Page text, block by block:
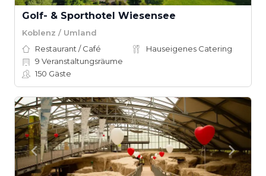
Golf- & Sporthotel Wiesensee
Koblenz / Umland
Restaurant / Café
Hauseigenes Catering
9 Veranstaltungsräume
150 Gäste